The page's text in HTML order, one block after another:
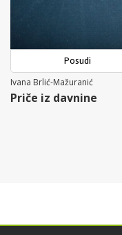
Posudi
Ivana Brlić-Mažuranić
Priče iz davnine